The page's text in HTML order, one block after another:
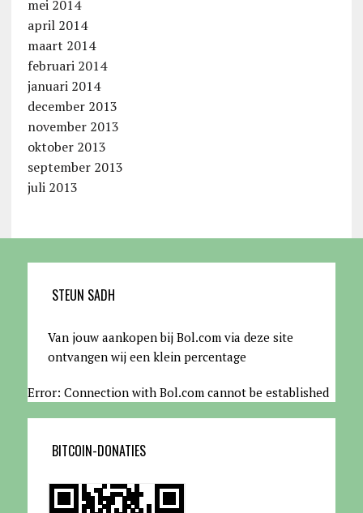
mei 2014
april 2014
maart 2014
februari 2014
januari 2014
december 2013
november 2013
oktober 2013
september 2013
juli 2013
STEUN SADH
Van jouw aankopen bij Bol.com via deze site
ontvangen wij een klein percentage
Error: Connection with Bol.com cannot be established
BITCOIN-DONATIES